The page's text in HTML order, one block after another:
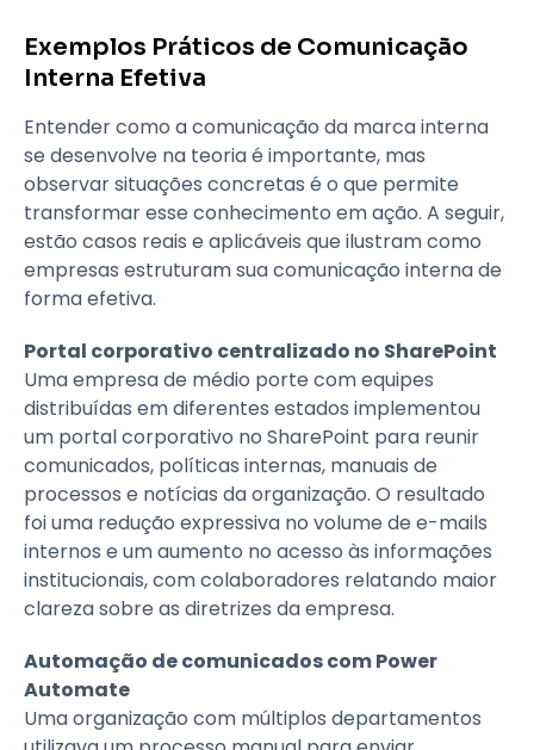
Exemplos Práticos de Comunicação
Interna Efetiva
Entender como a comunicação da marca interna
se desenvolve na teoria é importante, mas
observar situações concretas é o que permite
transformar esse conhecimento em ação. A seguir,
estão casos reais e aplicáveis que ilustram como
empresas estruturam sua comunicação interna de
forma efetiva.
Portal corporativo centralizado no SharePoint
Uma empresa de médio porte com equipes
distribuídas em diferentes estados implementou
um portal corporativo no SharePoint para reunir
comunicados, políticas internas, manuais de
processos e notícias da organização. O resultado
foi uma redução expressiva no volume de e-mails
internos e um aumento no acesso às informações
institucionais, com colaboradores relatando maior
clareza sobre as diretrizes da empresa.
Automação de comunicados com Power
Automate
Uma organização com múltiplos departamentos